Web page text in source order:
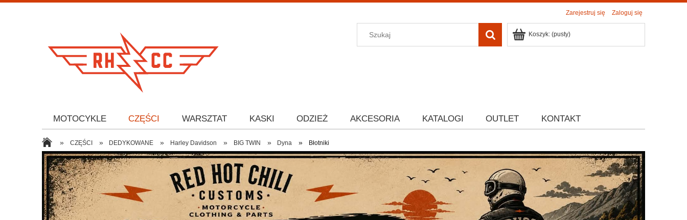
Zarejestruj się Zaloguj się
Koszyk: (pusty)
MOTOCYKLE CZĘŚCI WARSZTAT KASKI ODZIEŻ AKCESORIA KATALOGI OUTLET KONTAKT
» CZĘŚCI » DEDYKOWANE » Harley Davidson » BIG TWIN » Dyna » Błotniki